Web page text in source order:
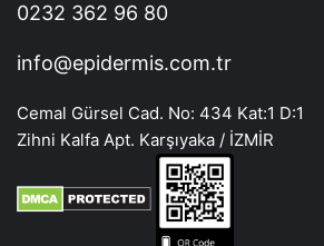
0232 362 96 80
info@epidermis.com.tr
Cemal Gürsel Cad. No: 434 Kat:1 D:1
Zihni Kalfa Apt. Karşıyaka / İZMİR